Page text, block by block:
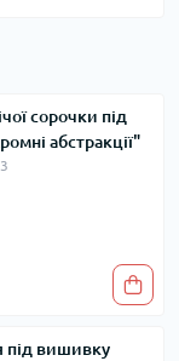
сорочки під
абстракції"
під вишивку